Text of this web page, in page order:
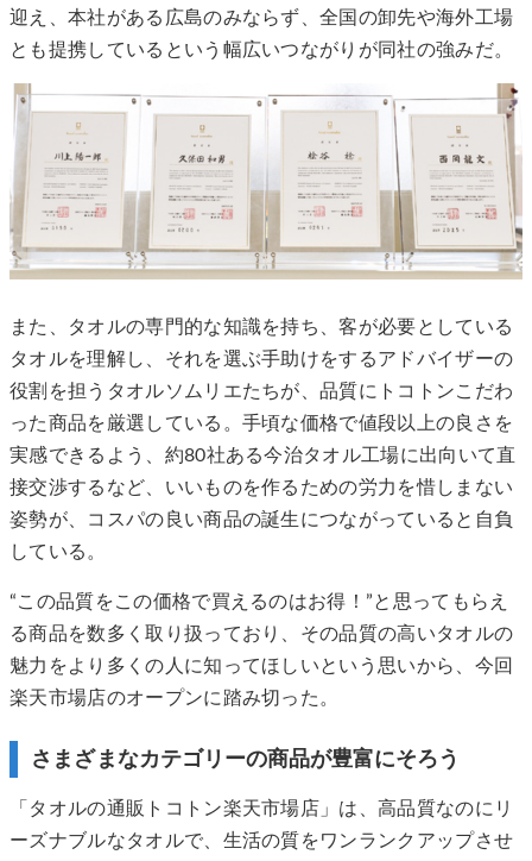
迎え、本社がある広島のみならず、全国の卸先や海外工場
とも提携しているという幅広いつながりが同社の強みだ。
また、タオルの専門的な知識を持ち、客が必要としている
タオルを理解し、それを選ぶ手助けをするアドバイザーの
役割を担うタオルソムリエたちが、品質にトコトンこだわ
った商品を厳選している。手頃な価格で値段以上の良さを
実感できるよう、約80社ある今治タオル工場に出向いて直
接交渉するなど、いいものを作るための労力を惜しまない
姿勢が、コスパの良い商品の誕生につながっていると自負
している。
“この品質をこの価格で買えるのはお得！”と思ってもらえ
る商品を数多く取り扱っており、その品質の高いタオルの
魅力をより多くの人に知ってほしいという思いから、今回
楽天市場店のオープンに踏み切った。
さまざまなカテゴリーの商品が豊富にそろう
「タオルの通販トコトン楽天市場店」は、高品質なのにリ
ーズナブルなタオルで、生活の質をワンランクアップさせ